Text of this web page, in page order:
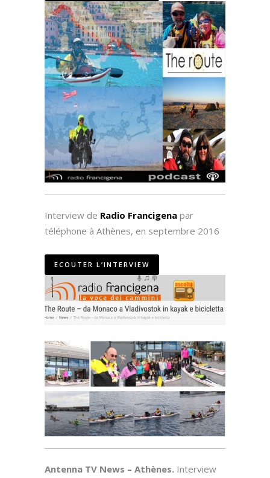
Interview de Radio Francigena par
téléphone à Athènes, en septembre 2016
ECOUTER L’INTERVIEW
Antenna TV News – Athènes. Interview